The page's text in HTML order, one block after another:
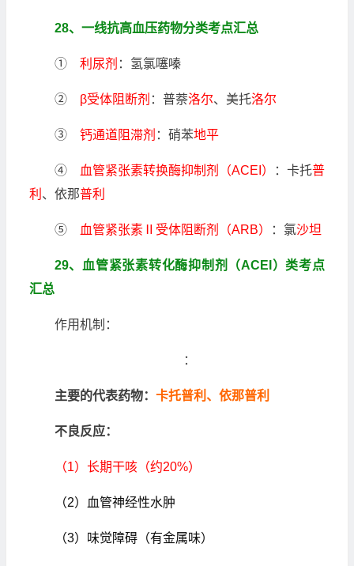
28、一线抗高血压药物分类考点汇总
① 利尿剂 ：氢氯噻嗪
② β受体阻断剂 ：普萘洛尔、美托洛尔
③ 钙通道阻滞剂 ：硝苯地平
④ 血管紧张素转换酶抑制剂（ACEI） ：卡托普
利 、依那普利
⑤ 血管紧张素Ⅱ受体阻断剂（ARB） ：氯沙坦
29、血管紧张素转化酶抑制剂（ACEI）类考点
汇总
作用机制：
：
主要的代表药物： 卡托普利、依那普利
不良反应：
（1）长期干咳（约20%）
（2）血管神经性水肿
（3）味觉障碍（有金属味）